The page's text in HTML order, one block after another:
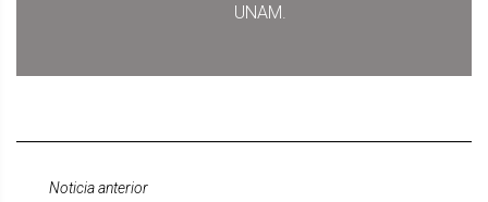
UNAM.
Noticia anterior